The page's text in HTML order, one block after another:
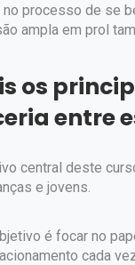
processo de se
ampla em prol
os
entre
central deste
e jovens.
é focar no
cada